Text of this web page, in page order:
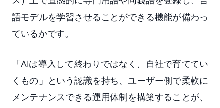
語モデルを学習させることができる機能が備わっ
ているかです。
「AIは導入して終わりではなく、自社で育ててい
くもの」という認識を持ち、ユーザー側で柔軟に
メンテナンスできる運用体制を構築することが、